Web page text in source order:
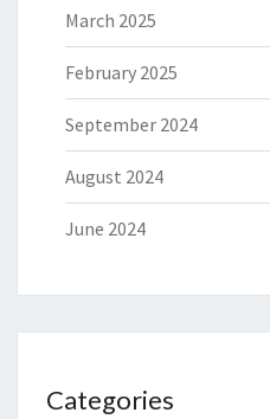
March 2025
February 2025
September 2024
August 2024
June 2024
Categories